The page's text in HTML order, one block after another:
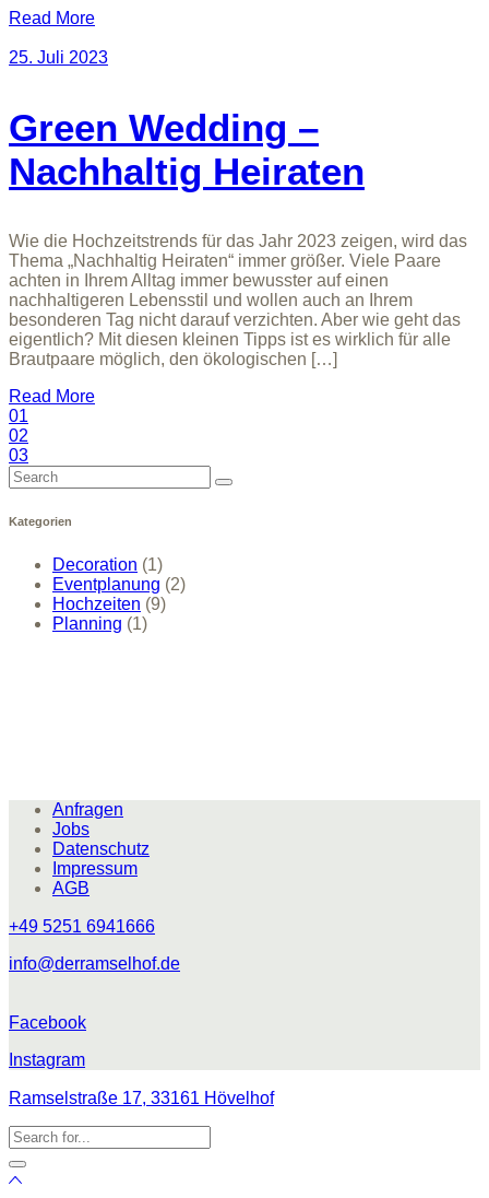
Read More
25. Juli 2023
Green Wedding –
Nachhaltig Heiraten
Wie die Hochzeitstrends für das Jahr 2023 zeigen, wird das
Thema „Nachhaltig Heiraten“ immer größer. Viele Paare
achten in Ihrem Alltag immer bewusster auf einen
nachhaltigeren Lebensstil und wollen auch an Ihrem
besonderen Tag nicht darauf verzichten. Aber wie geht das
eigentlich? Mit diesen kleinen Tipps ist es wirklich für alle
Brautpaare möglich, den ökologischen […]
Read More
01
02
03
Search
for:
Kategorien
Decoration (1)
Eventplanung (2)
Hochzeiten (9)
Planning (1)
Anfragen
Jobs
Datenschutz
Impressum
AGB
+49 5251 6941666
info@derramselhof.de
Facebook
Instagram
Ramselstraße 17, 33161 Hövelhof